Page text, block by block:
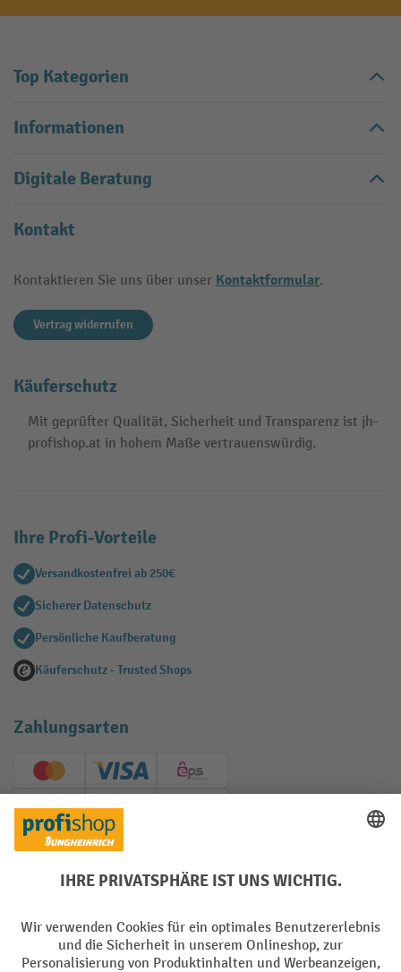
Top Kategorien
Informationen
Digitale Beratung
Kontakt
Kontaktieren Sie uns über unser Kontaktformular.
Vertrag widerrufen
Käuferschutz
Mit geprüfter Qualität, Sicherheit und Transparenz ist jh-
profishop.at in hohem Maße vertrauenswürdig.
Ihre Profi-Vorteile
Versandkostenfrei ab 250€
Sicherer Datenschutz
Persönliche Kaufberatung
Käuferschutz - Trusted Shops
Zahlungsarten
Creditcard (Master)Creditcard (Visa)
EPS
PayPal
Soziale Netzwerke